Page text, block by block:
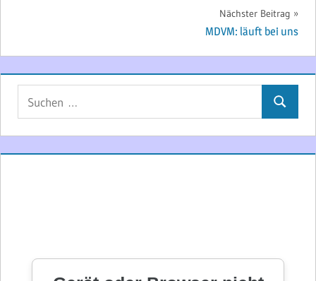
Nächster Beitrag
MDVM: läuft bei uns
Suchen